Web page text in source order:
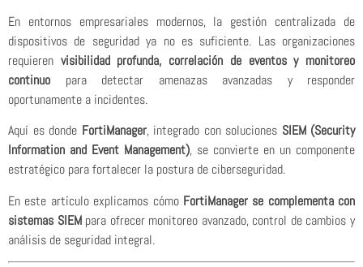
En entornos empresariales modernos, la gestión centralizada de
dispositivos de seguridad ya no es suficiente. Las organizaciones
requieren visibilidad profunda, correlación de eventos y monitoreo
continuo para detectar amenazas avanzadas y responder
oportunamente a incidentes.
Aquí es donde FortiManager, integrado con soluciones SIEM (Security
Information and Event Management), se convierte en un componente
estratégico para fortalecer la postura de ciberseguridad.
En este artículo explicamos cómo FortiManager se complementa con
sistemas SIEMpara ofrecer monitoreo avanzado, control de cambios y
análisis de seguridad integral.